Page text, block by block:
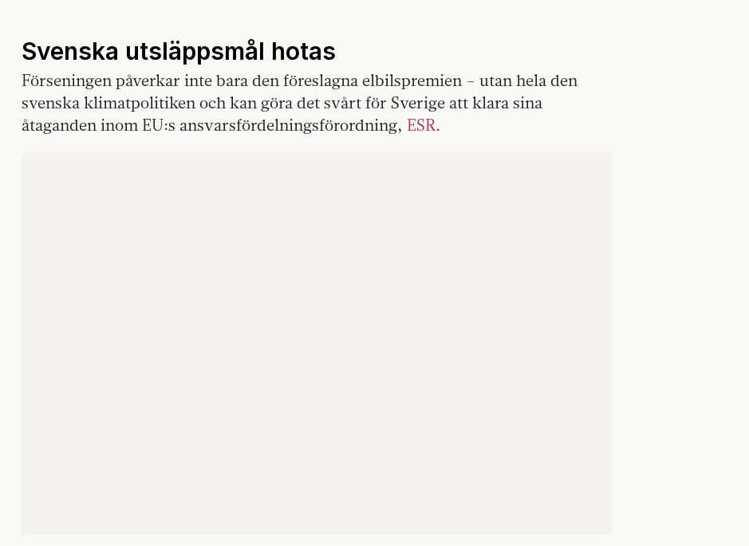
Svenska utsläppsmål hotas
Förseningen påverkar inte bara den föreslagna elbilspremien – utan hela den
svenska klimatpolitiken och kan göra det svårt för Sverige att klara sina
åtaganden inom EU:s ansvarsfördelningsförordning, ESR.